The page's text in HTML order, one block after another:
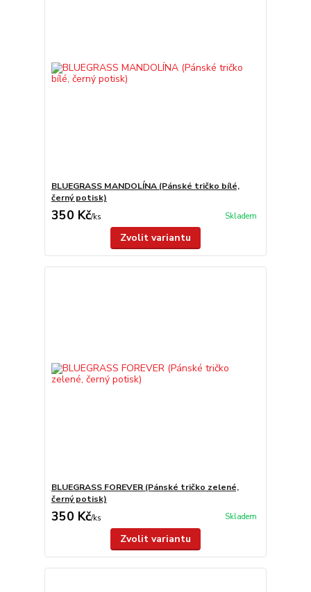
BLUEGRASS MANDOLÍNA (Pánské tričko bílé,
černý potisk)
350 Kč/ks Skladem
Zvolit variantu
BLUEGRASS FOREVER (Pánské tričko zelené,
černý potisk)
350 Kč/ks Skladem
Zvolit variantu